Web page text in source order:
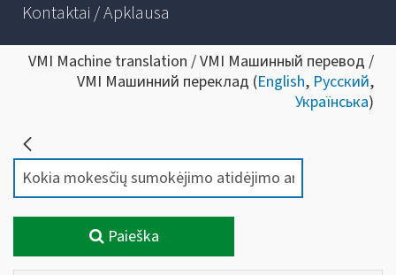
Kontaktai / Apklausa
VMI Machine translation / VMI Машинный перевод /
VMI Машинний переклад (English, Русский,
Українська)
Paieška